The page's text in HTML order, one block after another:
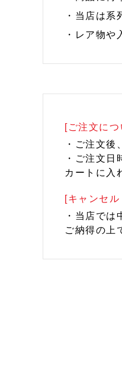
・当店は
・レア物
[ご注文につ
・ご注文
・ご注文
カートに入
[キャンセ
・当店で
ご納得の上